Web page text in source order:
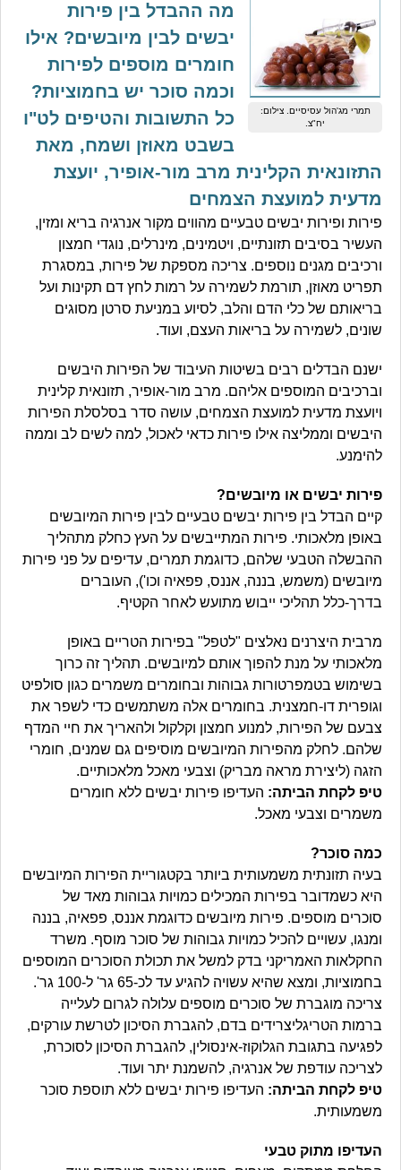
תמרי מג'הול עסיסיים. צילום:
יח"צ.
מה ההבדל בין פירות
יבשים לבין מיובשים? אילו
חומרים מוספים לפירות
וכמה סוכר יש בחמוציות?
כל התשובות והטיפים לט"ו
בשבט מאוזן ושמח, מאת
התזונאית הקלינית מרב מור-אופיר, יועצת
מדעית למועצת הצמחים
פירות ופירות יבשים טבעיים מהווים מקור אנרגיה בריא ומזין,
העשיר בסיבים תזונתיים, ויטמינים, מינרלים, נוגדי חמצון
ורכיבים מגנים נוספים. צריכה מספקת של פירות, במסגרת
תפריט מאוזן, תורמת לשמירה על רמות לחץ דם תקינות ועל
בריאותם של כלי הדם והלב, לסיוע במניעת סרטן מסוגים
שונים, לשמירה על בריאות העצם, ועוד.
ישנם הבדלים רבים בשיטות העיבוד של הפירות היבשים
וברכיבים המוספים אליהם. מרב מור-אופיר, תזונאית קלינית
ויועצת מדעית למועצת הצמחים, עושה סדר בסלסלת הפירות
היבשים וממליצה אילו פירות כדאי לאכול, למה לשים לב וממה
להימנע.
פירות יבשים או מיובשים?
קיים הבדל בין פירות יבשים טבעיים לבין פירות המיובשים
באופן מלאכותי. פירות המתייבשים על העץ כחלק מתהליך
ההבשלה הטבעי שלהם, כדוגמת תמרים, עדיפים על פני פירות
מיובשים (משמש, בננה, אננס, פפאיה וכו'), העוברים
בדרך-כלל תהליכי ייבוש מתועש לאחר הקטיף.
מרבית היצרנים נאלצים "לטפל" בפירות הטריים באופן
מלאכותי על מנת להפוך אותם למיובשים. תהליך זה כרוך
בשימוש בטמפרטורות גבוהות ובחומרים משמרים כגון סולפיט
וגופרית דו-חמצנית. בחומרים אלה משתמשים כדי לשפר את
צבעם של הפירות, למנוע חמצון וקלקול ולהאריך את חיי המדף
שלהם. לחלק מהפירות המיובשים מוסיפים גם שמנים, חומרי
הזגה (ליצירת מראה מבריק) וצבעי מאכל מלאכותיים.
טיפ לקחת הביתה: העדיפו פירות יבשים ללא חומרים
משמרים וצבעי מאכל.
כמה סוכר?
בעיה תזונתית משמעותית ביותר בקטגוריית הפירות המיובשים
היא כשמדובר בפירות המכילים כמויות גבוהות מאד של
סוכרים מוספים. פירות מיובשים כדוגמת אננס, פפאיה, בננה
ומנגו, עשויים להכיל כמויות גבוהות של סוכר מוסף. משרד
החקלאות האמריקני בדק למשל את תכולת הסוכרים המוספים
בחמוציות, ומצא שהיא עשויה להגיע עד לכ-65 גר' ל-100 גר'.
צריכה מוגברת של סוכרים מוספים עלולה לגרום לעלייה
ברמות הטריגליצרידים בדם, להגברת הסיכון לטרשת עורקים,
לפגיעה בתגובת הגלוקוז-אינסולין, להגברת הסיכון לסוכרת,
לצריכה עודפת של אנרגיה, להשמנת יתר ועוד.
טיפ לקחת הביתה: העדיפו פירות יבשים ללא תוספת סוכר
משמעותית.
העדיפו מתוק טבעי